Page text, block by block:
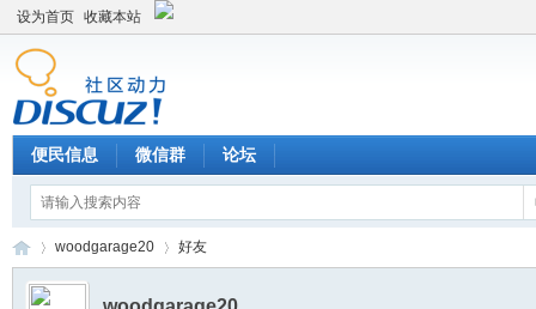
设为首页 收藏本站
便民信息 微信群 论坛
woodgarage20 好友